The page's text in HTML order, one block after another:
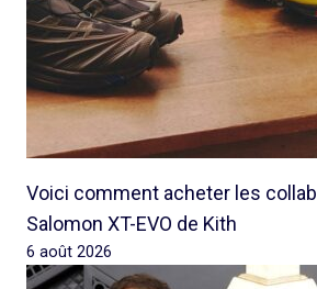
Voici comment acheter les
Salomon XT-EVO de Kith
6 août 2026